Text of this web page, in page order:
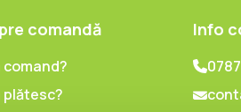
comandă
comand?
plătesc?
Info